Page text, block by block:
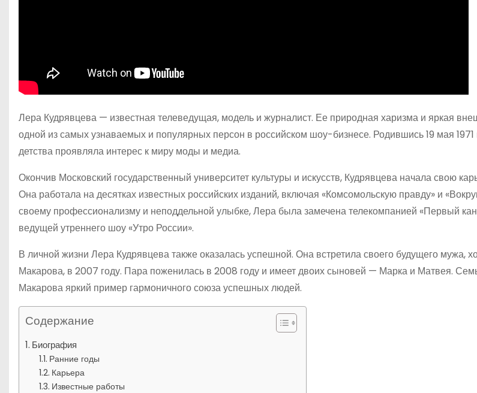
Лера Кудрявцева — известная телеведущая, модель и журналист. Ее природная харизма и яркая
одной из самых узнаваемых и популярных персон в российском шоу-бизнесе. Родившись 19 мая
детства проявляла интерес к миру моды и медиа.
Окончив Московский государственный университет культуры и искусств, Кудрявцева начала свою
Она работала на десятках известных российских изданий, включая «Комсомольскую правду» и
своему профессионализму и неподдельной улыбке, Лера была замечена телекомпанией «Первый
ведущей утреннего шоу «Утро России».
В личной жизни Лера Кудрявцева также оказалась успешной. Она встретила своего будущего мужа,
Макарова, в 2007 году. Пара поженилась в 2008 году и имеет двоих сыновей — Марка и Матвея.
Макарова яркий пример гармоничного союза успешных людей.
Содержание
Биография
Ранние годы
Карьера
Известные работы